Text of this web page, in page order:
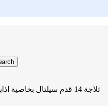
ثلاجة 14 قدم سيلتال